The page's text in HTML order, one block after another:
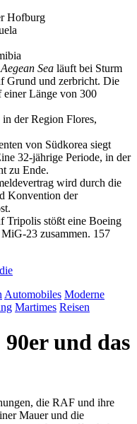
Hofburg
Aegean Sea läuft bei Sturm
Grund und zerbricht. Die
einer Länge von 300
der Region Flores,
von Südkorea siegt
32-jährige Periode, in der
zu Ende.
wird durch die
Konvention der
Tripolis stößt eine Boeing
23 zusammen. 157
Automobiles Moderne
Martimes Reisen
und das
die RAF und ihre
Mauer und die